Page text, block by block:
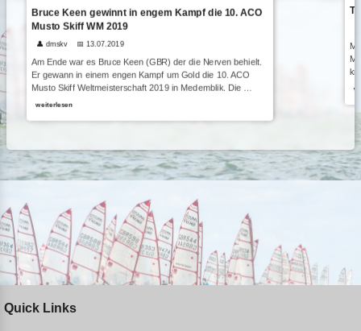
Bruce Keen gewinnt in engem Kampf die 10. ACO
Musto Skiff WM 2019
👤 dmskv 📅 13.07.2019
Am Ende war es Bruce Keen (GBR) der die Nerven behielt.
Er gewann in einem engen Kampf um Gold die 10. ACO
Musto Skiff Weltmeisterschaft 2019 in Medemblik. Die …
weiterlesen
Quick Links